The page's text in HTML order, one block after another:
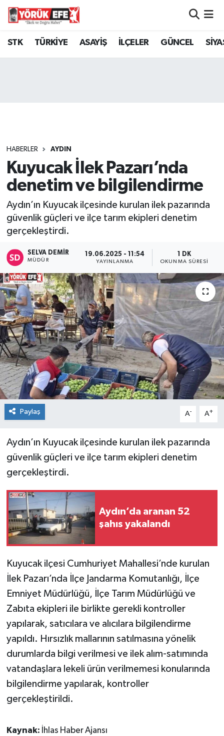
STK TÜRKİYE ASAYİŞ İLÇELER GÜNCEL
HABERLER AYDIN
Kuyucak İlek Pazarı’nda
denetim ve bilgilendirme
Aydın’ın Kuyucak ilçesinde kurulan ilek pazarında
güvenlik güçleri ve ilçe tarım ekipleri denetim
gerçekleştirdi.
SELVA DEMIR
MÜDÜR
19.06.2025 - 11:54
YAYINLANMA
1 DK
OKUNMA SÜRESI
Paylaş A- A+
Aydın’ın Kuyucak ilçesinde kurulan ilek pazarında
güvenlik güçleri ve ilçe tarım ekipleri denetim
gerçekleştirdi.
Aydın’da aranan 52
şahıs yakalandı
Kuyucak ilçesi Cumhuriyet Mahallesi’nde kurulan
İlek Pazarı’nda İlçe Jandarma Komutanlığı, İlçe
Emniyet Müdürlüğü, İlçe Tarım Müdürlüğü ve
Zabıta ekipleri ile birlikte gerekli kontroller
yapılarak, satıcılara ve alıcılara bilgilendirme
yapıldı. Hırsızlık mallarının satılmasına yönelik
durumlarda bilgi verilmesi ve ilek alım-satımında
vatandaşlara lekeli ürün verilmemesi konularında
bilgilendirme yapılarak, kontroller
gerçekleştirildi.
Kaynak: İhlas Haber Ajansı
Aydın Nöbetçi Eczaneler
Tüm Manşetler
Son Dakika Haberleri
Haber Arşivi